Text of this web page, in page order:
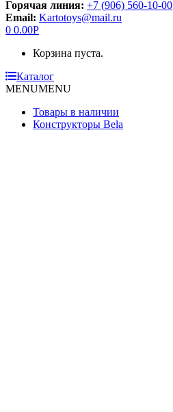
Горячая линия: +7 (906) 560-10-00
Email: Kartotoys@mail.ru
0 0.00Р
Корзина пуста.
Каталог
MENUMENU
Товары в наличии
Конструкторы Bela